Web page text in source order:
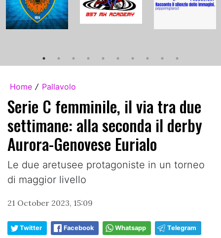
Home / Pallavolo
Serie C femminile, il via tra due
settimane: alla seconda il derby
Aurora-Genovese Eurialo
Le due aretusee protagoniste in un torneo
di maggior livello
21 October 2023, 15:09
Twitter Facebook Whatsapp Telegram